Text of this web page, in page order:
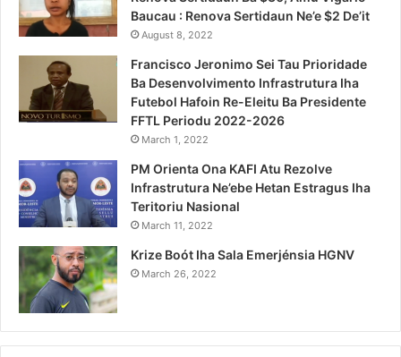
Baucau : Renova Sertidaun Ne’e $2 De’it
August 8, 2022
Francisco Jeronimo Sei Tau Prioridade
Ba Desenvolvimento Infrastrutura Iha
Futebol Hafoin Re-Eleitu Ba Presidente
FFTL Periodu 2022-2026
March 1, 2022
PM Orienta Ona KAFI Atu Rezolve
Infrastrutura Ne’ebe Hetan Estragus Iha
Teritoriu Nasional
March 11, 2022
Krize Boót Iha Sala Emerjénsia HGNV
March 26, 2022